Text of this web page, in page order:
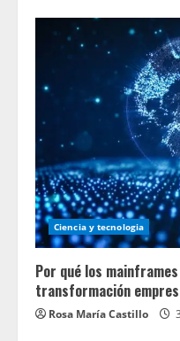
Ciencia y tecnologia
Por qué los
transformación
Rosa María Castillo